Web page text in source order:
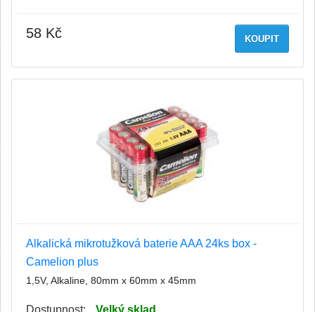
KOUPIT
58 Kč
Alkalická mikrotužková baterie AAA 24ks box -
Camelion plus
1,5V, Alkaline, 80mm x 60mm x 45mm